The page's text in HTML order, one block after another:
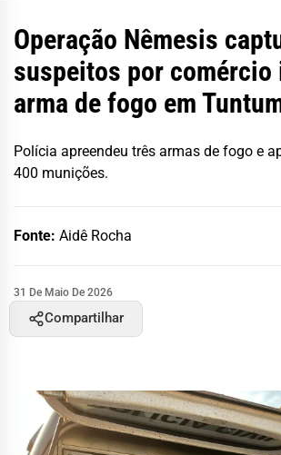
Operação Nêmesis
suspeitos por comércio
arma de fogo em
Polícia apreendeu três armas de fogo e
400 munições.
Fonte: Aidê Rocha
31 De Maio De 2026
Compartilhar